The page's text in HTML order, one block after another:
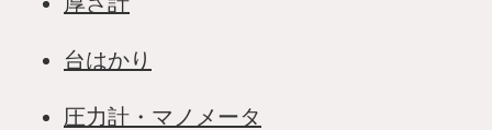
台はかり
圧力計・マノメータ